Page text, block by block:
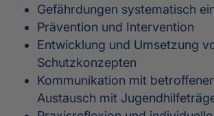
Gefährdungen systematisch
Prävention und Intervention
Entwicklung und Umsetzung
Schutzkonzepten
Kommunikation mit
Austausch mit